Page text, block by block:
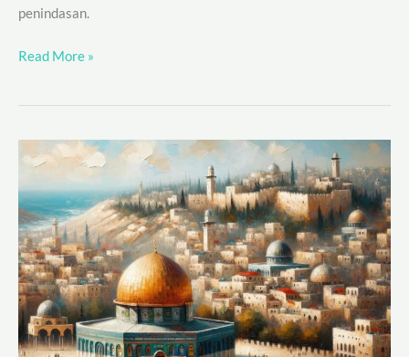
penindasan.
Read More »
Mengajarkan
Anak
agar
Peduli
Palestina,
Konkret!